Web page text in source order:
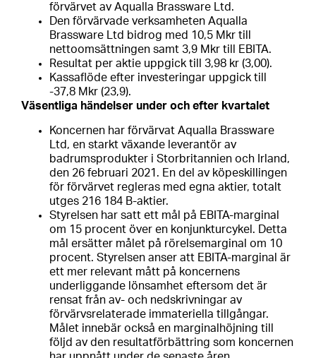
förvärvet av Aqualla Brassware Ltd.
Den förvärvade verksamheten Aqualla
Brassware Ltd bidrog med 10,5 Mkr till
nettoomsättningen samt 3,9 Mkr till EBITA.
Resultat per aktie uppgick till 3,98 kr (3,00).
Kassaflöde efter investeringar uppgick till
-37,8 Mkr (23,9).
Väsentliga händelser under och efter kvartalet
Koncernen har förvärvat Aqualla Brassware
Ltd, en starkt växande leverantör av
badrumsprodukter i Storbritannien och Irland,
den 26 februari 2021. En del av köpeskillingen
för förvärvet regleras med egna aktier, totalt
utges 216 184 B-aktier.
Styrelsen har satt ett mål på EBITA-marginal
om 15 procent över en konjunkturcykel. Detta
mål ersätter målet på rörelsemarginal om 10
procent. Styrelsen anser att EBITA-marginal är
ett mer relevant mått på koncernens
underliggande lönsamhet eftersom det är
rensat från av- och nedskrivningar av
förvärvsrelaterade immateriella tillgångar.
Målet innebär också en marginalhöjning till
följd av den resultatförbättring som koncernen